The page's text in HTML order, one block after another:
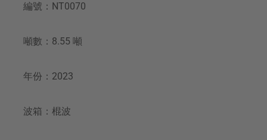
編號：NT0070
噸數：8.55 噸
年份：2023
波箱：棍波